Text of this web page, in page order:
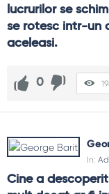
lucrurilor se
se rotesc intr-un
aceleasi.
0
In:
Cine a